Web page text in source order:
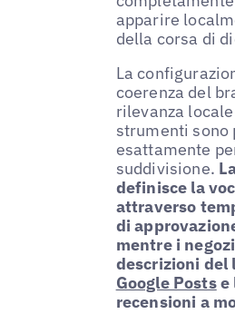
apparire
della corsa di
La
coerenza del
rilevanza
strumenti sono
esattamente
suddivisione.
definisce la
attraverso
di
mentre i
descrizioni del
Google Postse
recensioni a